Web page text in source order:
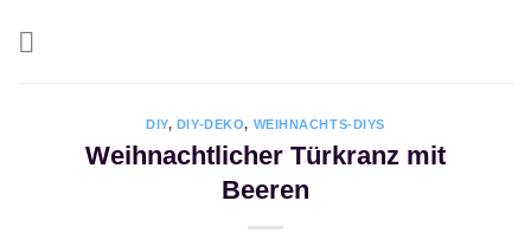
DIY, DIY-DEKO, WEIHNACHTS-DIYS
Weihnachtlicher Türkranz mit
Beeren